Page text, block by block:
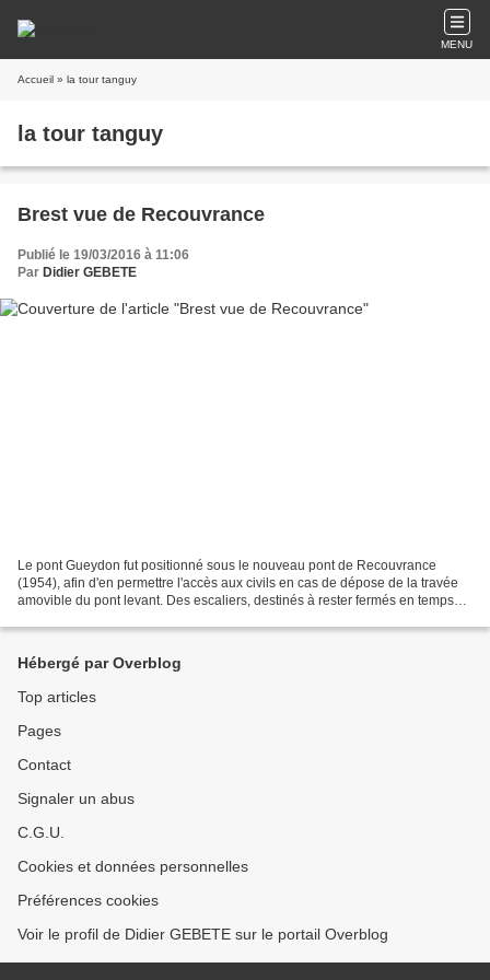
MENU
Accueil » la tour tanguy
la tour tanguy
Brest vue de Recouvrance
Publié le 19/03/2016 à 11:06
Par Didier GEBETE
Le pont Gueydon fut positionné sous le nouveau pont de Recouvrance
(1954), afin d'en permettre l'accès aux civils en cas de dépose de la travée
amovible du pont levant. Des escaliers, destinés à rester fermés en temps
Hébergé par Overblog
Top articles
Pages
Contact
Signaler un abus
C.G.U.
Cookies et données personnelles
Préférences cookies
Voir le profil de Didier GEBETE sur le portail Overblog